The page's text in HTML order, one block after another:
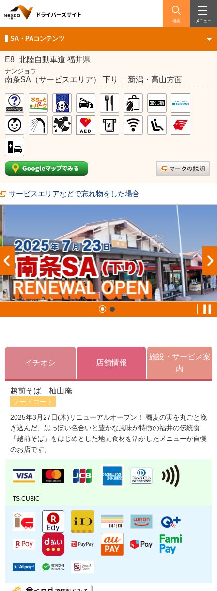
検索 メニュー
SA・PAコンテンツ
E8 北陸自動車道 福井県
ナンジョウ
南条SA（サービスエリア） 下り ：新潟・高山方面
サービスエリアなどで忘れ物をした場合
イチオシ 店舗情報
施設・サービス案
内
越前そば 杣山庵
フードコート
2025年3月27日(木)リニューアルオープン！ 蕎麦の実を丸ごと挽
き込んだ、黒っぽい色合いと豊かな風味が特徴の福井の伝統食
「越前そば」をはじめとした地元食材を活かしたメニューが自慢
のお店です。
TS CUBIC